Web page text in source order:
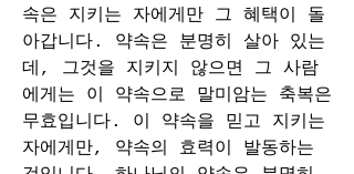
속은 지키는 자에게만 그 혜택이 돌
아갑니다. 약속은 분명히 살아 있는
데, 그것을 지키지 않으면 그 사람
에게는 이 약속으로 말미암는 축복은
무효입니다. 이 약속을 믿고 지키는
자에게만, 약속의 효력이 발동하는